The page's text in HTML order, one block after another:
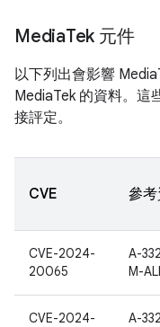
MediaTek 元件
以下列出會影響
MediaTek 的資料。這
接評定。
CVE 參
CVE-2024-
20065
A-
M-
CVE-2024-
A-